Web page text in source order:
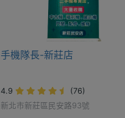
手機隊長-新莊店
4.9
(76)
新北市新莊區民安路93號